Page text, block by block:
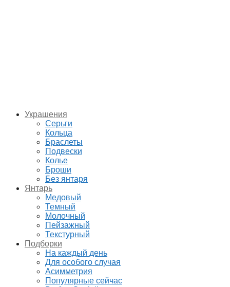
Украшения
Серьги
Кольца
Браслеты
Подвески
Колье
Броши
Без янтаря
Янтарь
Медовый
Темный
Молочный
Пейзажный
Текстурный
Подборки
На каждый день
Для особого случая
Асимметрия
Популярные сейчас